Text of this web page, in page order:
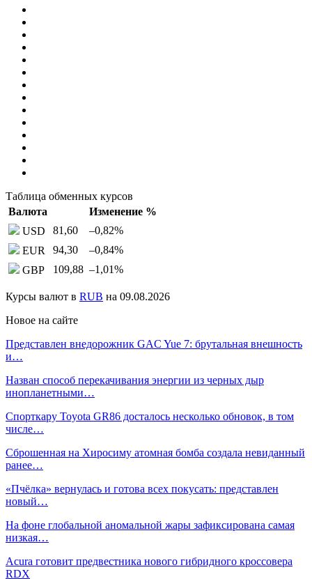
Таблица обменных курсов
Валюта
Изменение %
USD
81,60 –0,82%
EUR
94,30 –0,84%
GBP
109,88 –1,01%
Курсы валют в RUB на 09.08.2026
Новое на сайте
Представлен внедорожник GAC Yue 7: брутальная внешность
и…
Назван способ перекачивания энергии из черных дыр
инопланетными…
Спорткару Toyota GR86 досталось несколько обновок, в том
числе…
Сброшенная на Хиросиму атомная бомба создала невиданный
ранее…
«Пчёлка» вернулась и готова всех покусать: представлен
новый…
На фоне глобальной аномальной жары зафиксирована самая
низкая…
Acura готовит предвестника нового гибридного кроссовера
RDX